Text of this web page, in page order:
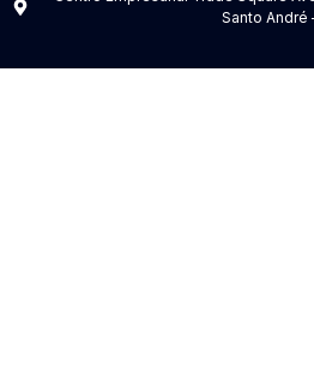
Santo André